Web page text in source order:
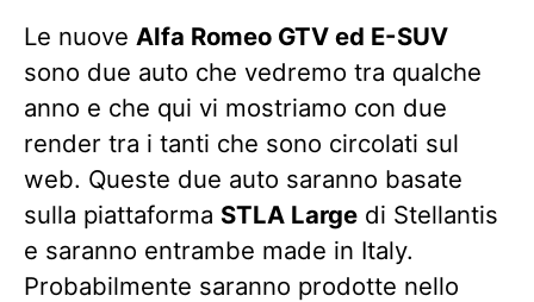
Le nuove Alfa Romeo GTV ed E-SUV
sono due auto che vedremo tra qualche
anno e che qui vi mostriamo con due
render tra i tanti che sono circolati sul
web. Queste due auto saranno basate
sulla piattaforma STLA Large di Stellantis
e saranno entrambe made in Italy.
Probabilmente saranno prodotte nello